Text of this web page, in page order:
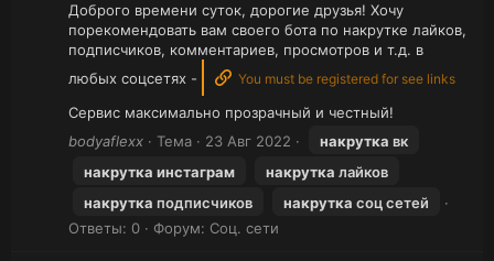
Доброго времени суток, дорогие друзья! Хочу
порекомендовать вам своего бота по накрутке лайков,
подписчиков, комментариев, просмотров и т.д. в
любых соцсетях -
You must be registered for see links
Сервис максимально прозрачный и честный!
bodyaflexx
Тема 23 Авг 2022 накрутка вк
накрутка инстаграм накрутка лайков
накрутка подписчиков накрутка соц сетей
Ответы: 0
Форум: Соц. сети